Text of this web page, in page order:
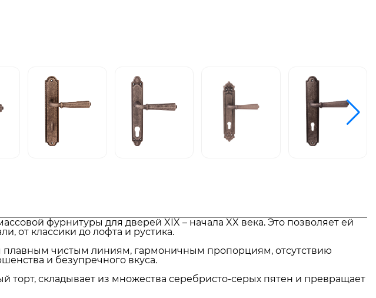
фурнитуры для дверей XIX – начала XX века. Это позволяет ей
от классики до лофта и рустика.
плавным чистым линиям, гармоничным пропорциям, отсутствию
и безупречного вкуса.
торт, складывает из множества серебристо-серых пятен и превращает